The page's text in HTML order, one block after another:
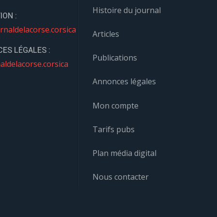
:
LÉGALES :
Histoire du journal
Articles
Publications
Annonces légales
Mon compte
Tarifs pubs
Plan média digital
Nous contacter